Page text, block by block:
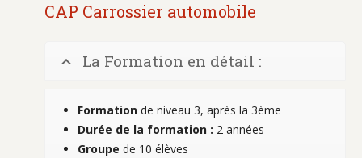
CAP Carrossier automobile
La Formation en détail :
Formation de niveau 3, après la 3ème
Durée de la formation : 2 années
Groupe de 10 élèves